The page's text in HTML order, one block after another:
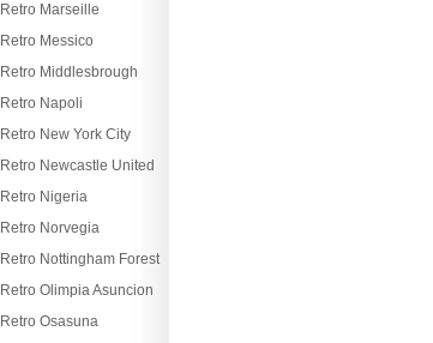
Retro Marseille
Retro Messico
Retro Middlesbrough
Retro Napoli
Retro New York City
Retro Newcastle United
Retro Nigeria
Retro Norvegia
Retro Nottingham Forest
Retro Olimpia Asuncion
Retro Osasuna